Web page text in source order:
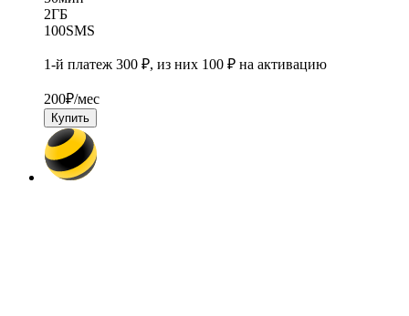
2ГБ
100SMS
1-й платеж 300 ₽, из них 100 ₽ на активацию
200₽/мес
Купить